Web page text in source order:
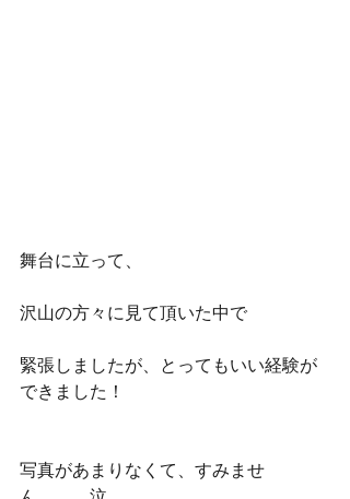
舞台に立って、
沢山の方々に見て頂いた中で
緊張しましたが、とってもいい経験が
できました！
写真があまりなくて、すみませ